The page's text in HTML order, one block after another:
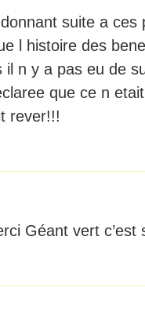
suite a ces
l histoire des
n y a pas eu de
que ce n
rever!!!
Géant vert c’est